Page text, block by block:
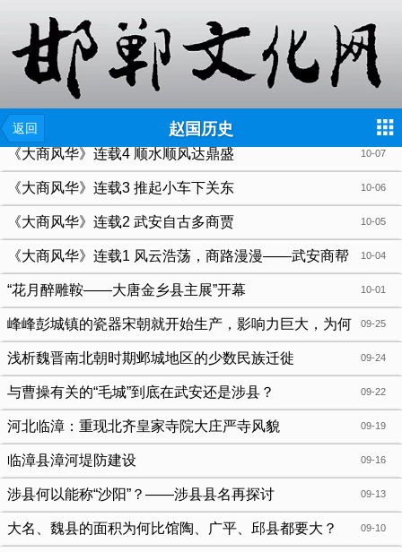
返回 赵国历史
10-07
《大商风华》连载4 顺水顺风达鼎盛
10-06
《大商风华》连载3 推起小车下关东
10-05
《大商风华》连载2 武安自古多商贾
10-04
《大商风华》连载1 风云浩荡，商路漫漫——武安商帮
的历史脉络 10-01
“花月醉雕鞍——大唐金乡县主展”开幕
09-25
峰峰彭城镇的瓷器宋朝就开始生产，影响力巨大，为何
峰峰设区时不以彭城为名 09-24
浅析魏晋南北朝时期邺城地区的少数民族迁徙
09-22
与曹操有关的“毛城”到底在武安还是涉县？
09-19
河北临漳：重现北齐皇家寺院大庄严寺风貌
09-16
临漳县漳河堤防建设
09-13
涉县何以能称“沙阳”？——涉县县名再探讨
09-10
大名、魏县的面积为何比馆陶、广平、邱县都要大？